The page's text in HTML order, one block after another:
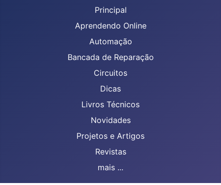
Principal
Aprendendo Online
Automação
Bancada de Reparação
Circuitos
Dicas
Livros Técnicos
Novidades
Projetos e Artigos
Revistas
mais ...